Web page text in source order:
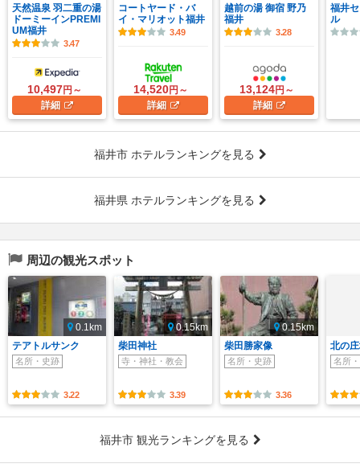
天然温泉 羽二重の湯
ドーミーインPREMI
UM福井
3.47
10,497円～
詳細
コートヤード・バ
イ・マリオット福井
3.49
14,520円～
詳細
越前の湯 御宿 野乃
福井
3.28
13,124円～
詳細
福井
ル
福井市 ホテルランキングを見る
福井県 ホテルランキングを見る
周辺の観光スポット
0.1km
テアトルサンク
名所・史跡
3.22
0.15km
柴田神社
寺・神社・教会
3.39
0.15km
柴田勝家像
名所・史跡
3.36
北の
名所
福井市 観光ランキングを見る